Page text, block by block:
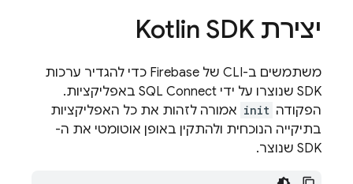
יצירת Kotlin SDK
משתמשים ב-CLI של Firebase כדי להגדיר ערכות
SDK שנוצרו על ידי
SQL Connect באפליקציות.
הפקודה init אמורה לזהות את כל האפליקציות
בתיקייה הנוכחית ולהתקין באופן אוטומטי את ה-
SDK שנוצר.